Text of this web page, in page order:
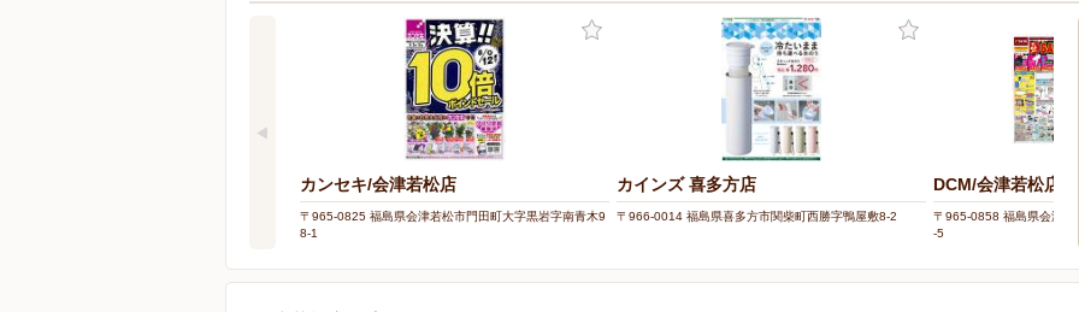
カンセキ/会津若松店
〒965-0825 福島県会津若松市門田町大字黒岩字南青木9
8-1
カインズ 喜多方店
〒966-0014 福島県喜多方市関柴町西勝字鴨屋敷8-2
DCM/会津若松店
〒965-0858 福島県会津若
-5